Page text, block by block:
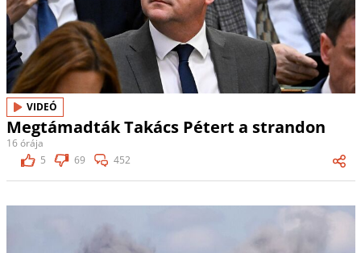
VIDEÓ
Megtámadták Takács Pétert a strandon
16 órája
5
69 452